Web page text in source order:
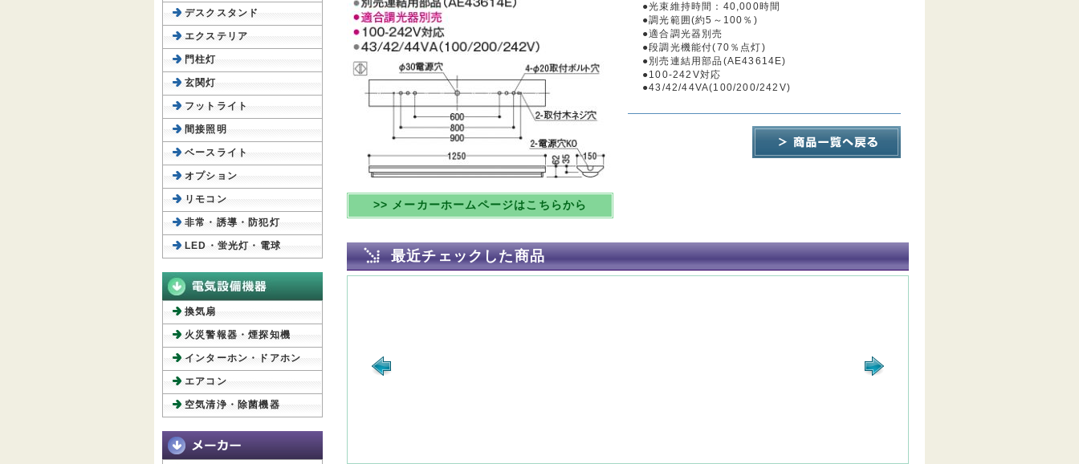
>> メーカーホームページはこちらから
●光束維持時間：40,000時間
●調光範囲(約5～100％)
●適合調光器別売
●段調光機能付(70％点灯)
●別売連結用部品(AE43614E)
●100-242V対応
●43/42/44VA(100/200/242V)
最近チェックした商品
デスクスタンド
エクステリア
門柱灯
玄関灯
フットライト
間接照明
ベースライト
オプション
リモコン
非常・誘導・防犯灯
LED・蛍光灯・電球
換気扇
火災警報器・煙探知機
インターホン・ドアホン
エアコン
空気清浄・除菌機器